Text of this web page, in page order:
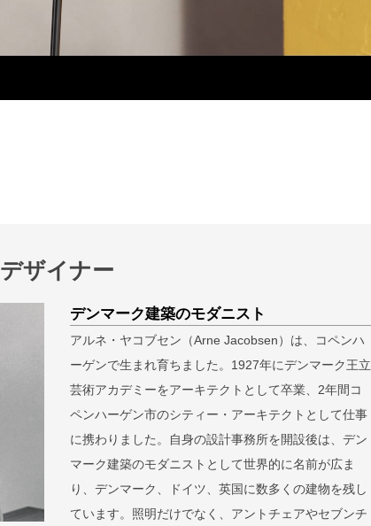
デザイナー
デンマーク建築のモダニスト
アルネ・ヤコブセン（Arne Jacobsen）は、コペンハ
ーゲンで生まれ育ちました。1927年にデンマーク王立
芸術アカデミーをアーキテクトとして卒業、2年間コ
ペンハーゲン市のシティー・アーキテクトとして仕事
に携わりました。自身の設計事務所を開設後は、デン
マーク建築のモダニストとして世界的に名前が広ま
り、デンマーク、ドイツ、英国に数多くの建物を残し
ています。照明だけでなく、アントチェアやセブンチ